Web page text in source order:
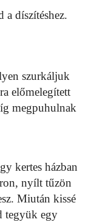
a díszítéshez.
szurkáljuk
előmelegített
megpuhulnak
kertes házban
nyílt tűzön
Miután kissé
tegyük egy